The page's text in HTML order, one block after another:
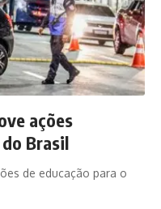
ações
Brasil
de educação para o